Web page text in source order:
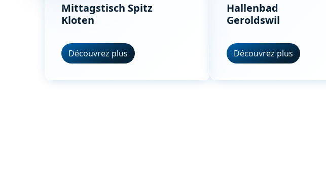
Mittagstisch Spitz
Kloten
Découvrez plus
Hallenbad
Geroldswil
Découvrez plus